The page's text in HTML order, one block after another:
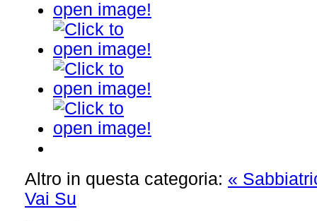
Altro in questa categoria: «
Vai Su